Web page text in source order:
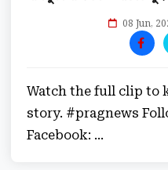
08 Jun,
Watch the full clip to
story. #pragnews
Facebook: ...